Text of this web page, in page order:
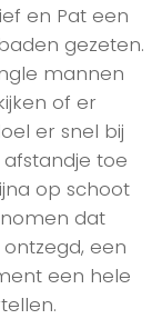
en Pat een
gezeten.
mannen
of er
er snel bij
toe
op schoot
dat
een
een hele